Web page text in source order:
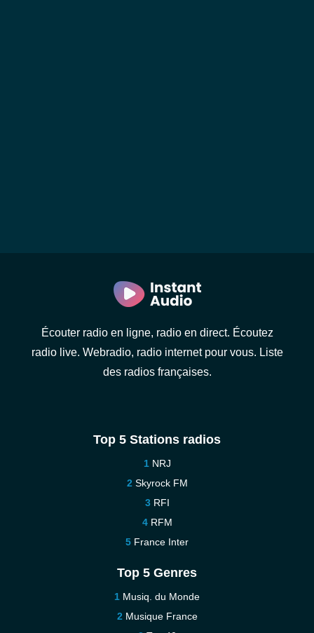
Écouter radio en ligne, radio en direct. Écoutez
radio live. Webradio, radio internet pour vous. Liste
des radios françaises.
Top 5 Stations radios
NRJ
Skyrock FM
RFI
RFM
France Inter
Top 5 Genres
Musiq. du Monde
Musique France